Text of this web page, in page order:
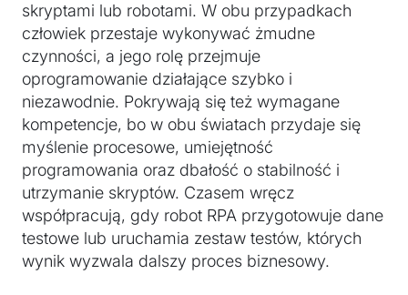
skryptami lub robotami. W obu przypadkach
człowiek przestaje wykonywać żmudne
czynności, a jego rolę przejmuje
oprogramowanie działające szybko i
niezawodnie. Pokrywają się też wymagane
kompetencje, bo w obu światach przydaje się
myślenie procesowe, umiejętność
programowania oraz dbałość o stabilność i
utrzymanie skryptów. Czasem wręcz
współpracują, gdy robot RPA przygotowuje dane
testowe lub uruchamia zestaw testów, których
wynik wyzwala dalszy proces biznesowy.